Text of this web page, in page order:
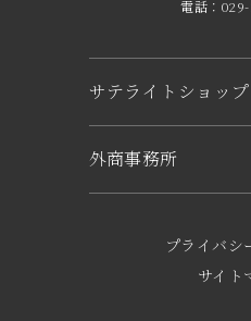
企業概要
求人情報
電話：
サテライトショップ
KEiSEI ＆ owl（つ
電話：029-897-3321
KEiSEI & sole（日
外商事務所
〒310-0063 茨城県水
電話：029-221-6777
プライバシ
サイト